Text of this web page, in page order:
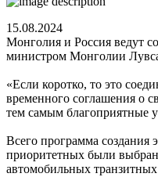
15.08.2024
Монголия и Россия ведут
министром Монголии
«Если коротко, то это
временного соглашения о
тем самым благоприятные
Всего программа создания
приоритетных были
автомобильных